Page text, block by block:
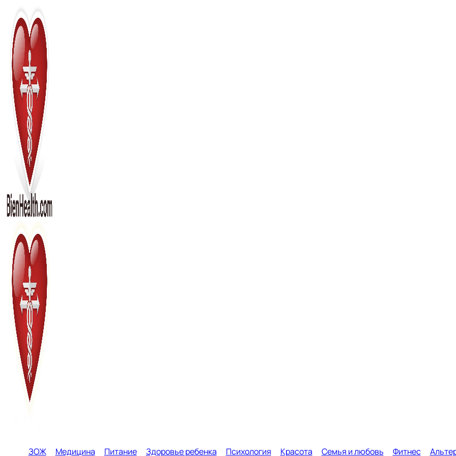
Перейти
содержимому
ЗОЖ Медицина Питание Здоровье ребенка Психология Красота Семья и любовь Фитнес